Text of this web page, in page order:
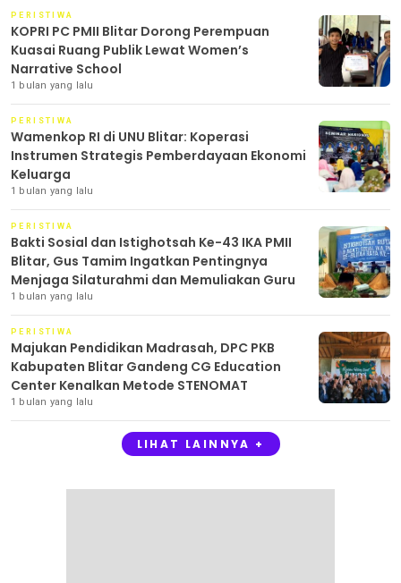
PERISTIWA
KOPRI PC PMII Blitar Dorong Perempuan
Kuasai Ruang Publik Lewat Women’s
Narrative School
1 bulan yang lalu
PERISTIWA
Wamenkop RI di UNU Blitar: Koperasi
Instrumen Strategis Pemberdayaan Ekonomi
Keluarga
1 bulan yang lalu
PERISTIWA
Bakti Sosial dan Istighotsah Ke-43 IKA PMII
Blitar, Gus Tamim Ingatkan Pentingnya
Menjaga Silaturahmi dan Memuliakan Guru
1 bulan yang lalu
PERISTIWA
Majukan Pendidikan Madrasah, DPC PKB
Kabupaten Blitar Gandeng CG Education
Center Kenalkan Metode STENOMAT
1 bulan yang lalu
LIHAT LAINNYA +